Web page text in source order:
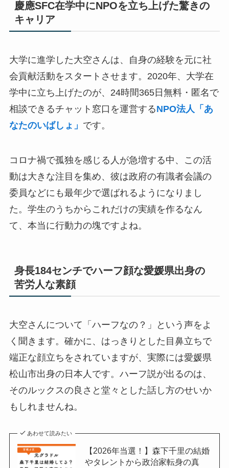
慶應SFC在学中にNPOを立ち上げた驚きの
キャリア
大学に進学した大空さんは、自身の経験を元に社
会貢献活動をスタートさせます。2020年、大学在
学中に立ち上げたのが、24時間365日無料・匿名で
相談できるチャット窓口を運営するNPO法人「あ
なたのいばしょ」 です。
コロナ禍で孤独を感じる人が急増する中、この活
動は大きな注目を集め、彼は政府の有識者会議の
委員などにも最年少で選ばれるようになりまし
た。学生のうちからこれだけの実績を作るなん
て、本当に行動力の塊ですよね。
身長184センチでハーフ顔な愛媛県出身の
苦労人な素顔
大空さんについて「ハーフなの？」という声をよ
く聞きます。確かに、はっきりとした目鼻立ちで
端正な顔立ちをされていますが、実際には愛媛県
松山市出身の日本人です。ハーフ説が出るのは、
そのルックスの良さと堂々とした話し方のせいか
もしれませんね。
あわせて読みたい
【2026年当選！】森下千里の結婚
やタレントから政治家転身の真